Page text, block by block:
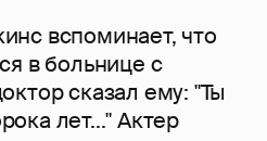
вспоминает, что
в больнице с
сказал ему: "Ты
лет..." Актер